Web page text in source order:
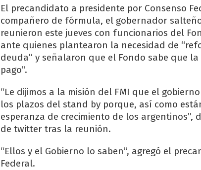
El precandidato a presidente por Consenso
compañero de fórmula, el gobernador
reunieron este jueves con funcionarios del
ante quienes plantearon la necesidad de
deuda” y señalaron que el Fondo sabe que
pago”.
“Le dijimos a la misión del FMI que el
los plazos del stand by porque, así como
esperanza de crecimiento de los argentinos”,
de twitter tras la reunión.
“Ellos y el Gobierno lo saben”, agregó el
Federal.